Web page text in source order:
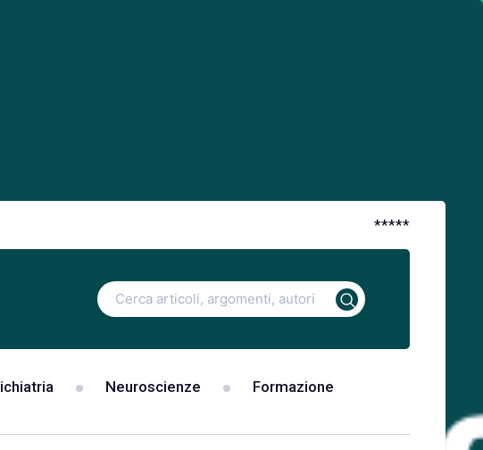
*****
Ricerca
per:
Neuroscienze Formazione